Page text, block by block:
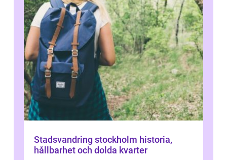
Stadsvandring stockholm historia,
hållbarhet och dolda kvarter